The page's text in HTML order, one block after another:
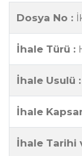
Dosya No :
İhale Türü :
İhale Usulü :
İhale
İhale Tarihi